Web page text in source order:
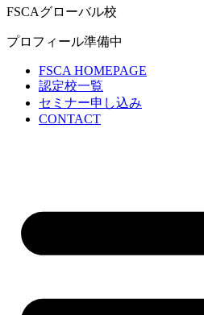
FSCAグローバル校
プロフィール準備中
FSCA HOMEPAGE
認定校一覧
セミナー申し込み
CONTACT